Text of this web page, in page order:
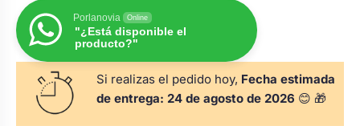
de boda
y pala tarta
Ver todo
Ver todo
Porlanovia Online
"¿Está disponible el
producto?"
Si realizas el pedido hoy, Fecha estimada
de entrega: 24 de agosto de 2026 😊 🎁